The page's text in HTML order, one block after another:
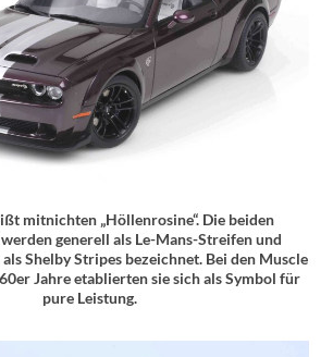
mitnichten „Höllenrosine“. Die beiden
generell als Le-Mans-Streifen und
Shelby Stripes bezeichnet. Bei den Muscle
Jahre etablierten sie sich als Symbol für
pure Leistung.